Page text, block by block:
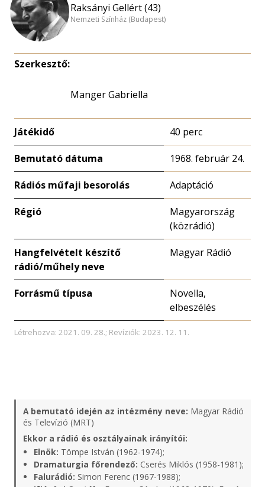
Raksányi Gellért (43)
Nemzeti Színház (Budapest)
Szerkesztő:
Manger Gabriella
Játékidő 40 perc
Bemutató dátuma 1968. február 24.
Rádiós műfaji besorolás Adaptáció
Régió
Magyarország
(közrádió)
Hangfelvételt készítő
rádió/műhely neve
Magyar Rádió
Forrásmű típusa
Novella,
elbeszélés
Létrehozva: 2021. 09. 28.; Revíziók: 2023. 12. 11.
A bemutató idején az intézmény neve: Magyar Rádió
és Televízió (MRT)
Ekkor a rádió és osztályainak irányítói:
Elnök: Tömpe István (1962-1974);
Dramaturgia főrendező: Cserés Miklós (1958-1981);
Falurádió: Simon Ferenc (1967-1988);